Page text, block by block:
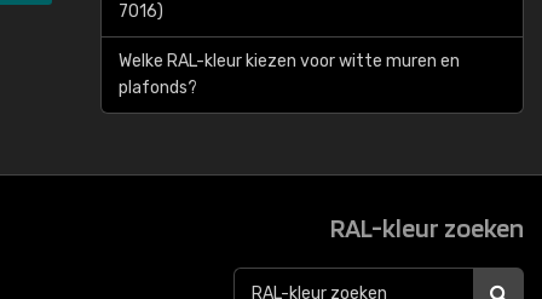
7016)
Welke RAL-kleur kiezen voor witte muren en
plafonds?
RAL-kleur zoeken